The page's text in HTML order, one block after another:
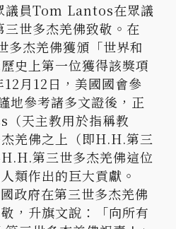
議員Tom Lantos在眾議
世多杰羌佛致敬。在
杰羌佛獲頒「世界和
史上第一位獲得該獎項
月12日，美國國會參
地參考諸多文證後，正
天主教用於指稱教
羌佛之上（即H.H.第三
第三世多杰羌佛這位
類作出的巨大貢獻。
政府在第三世多杰羌佛
，升旗文說：「向所有